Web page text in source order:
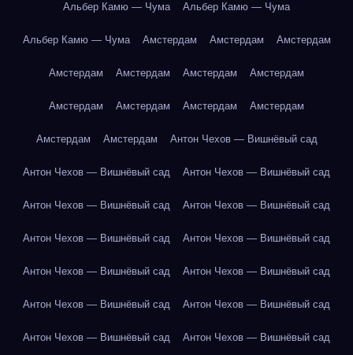
Альбер Камю — Чума Альбер Камю — Чума
Альбер Камю — Чума Амстердам Амстердам Амстердам
Амстердам Амстердам Амстердам Амстердам
Амстердам Амстердам Амстердам Амстердам
Амстердам Амстердам Антон Чехов — Вишнёвый сад
Антон Чехов — Вишнёвый сад Антон Чехов — Вишнёвый сад
Антон Чехов — Вишнёвый сад Антон Чехов — Вишнёвый сад
Антон Чехов — Вишнёвый сад Антон Чехов — Вишнёвый сад
Антон Чехов — Вишнёвый сад Антон Чехов — Вишнёвый сад
Антон Чехов — Вишнёвый сад Антон Чехов — Вишнёвый сад
Антон Чехов — Вишнёвый сад Антон Чехов — Вишнёвый сад